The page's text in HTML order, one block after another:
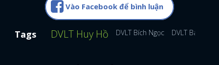
Vào Facebook để bình luận
Tags DVLT Huy Hồ DVLT Bích Ngọc DVLT Bá Nghị